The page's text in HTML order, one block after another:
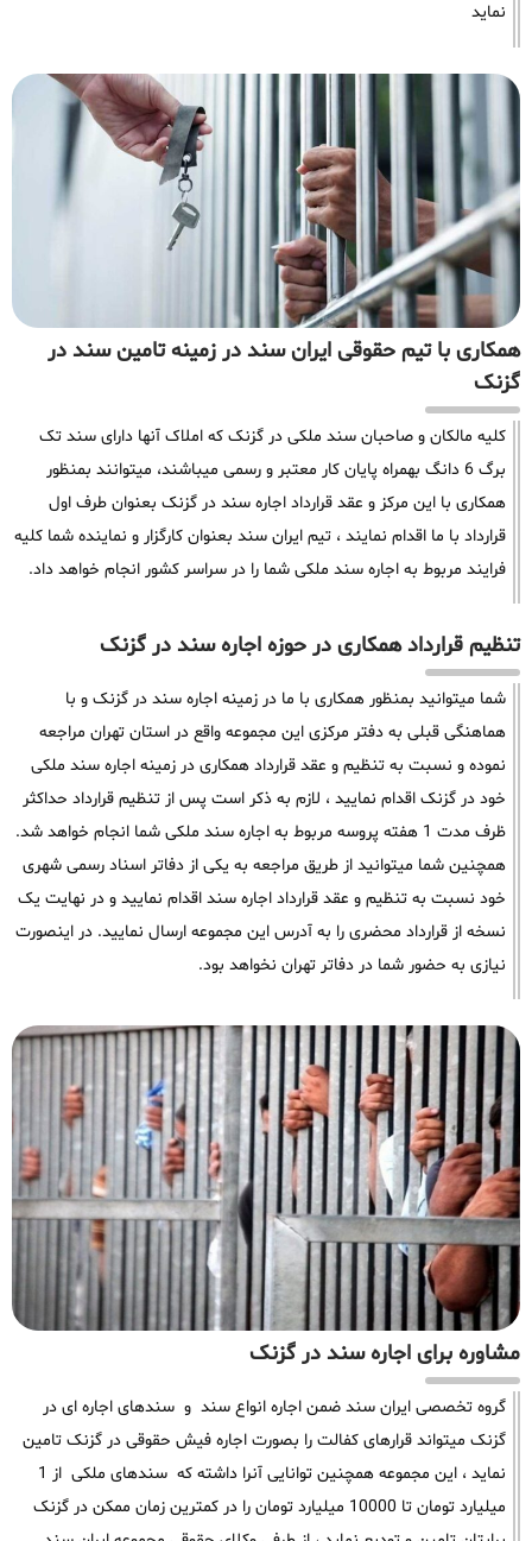
نماید
همکاری با تیم حقوقی ایران سند در زمینه تامین سند در
گزنک
کلیه مالکان و صاحبان سند ملکی در گزنک که املاک آنها دارای سند تک
برگ 6 دانگ بهمراه پایان کار معتبر و رسمی میباشند، میتوانند بمنظور
همکاری با این مرکز و عقد قرارداد اجاره سند در گزنک بعنوان طرف اول
قرارداد با ما اقدام نمایند ، تیم ایران سند بعنوان کارگزار و نماینده شما کلیه
فرایند مربوط به اجاره سند ملکی شما را در سراسر کشور انجام خواهد داد.
تنظیم قرارداد همکاری در حوزه اجاره سند در گزنک
شما میتوانید بمنظور همکاری با ما در زمینه اجاره سند در گزنک و با
هماهنگی قبلی به دفتر مرکزی این مجموعه واقع در استان تهران مراجعه
نموده و نسبت به تنظیم و عقد قرارداد همکاری در زمینه اجاره سند ملکی
خود در گزنک اقدام نمایید ، لازم به ذکر است پس از تنظیم قرارداد حداکثر
ظرف مدت 1 هفته پروسه مربوط به اجاره سند ملکی شما انجام خواهد شد.
همچنین شما میتوانید از طریق مراجعه به یکی از دفاتر اسناد رسمی شهری
خود نسبت به تنظیم و عقد قرارداد اجاره سند اقدام نمایید و در نهایت یک
نسخه از قرارداد محضری را به آدرس این مجموعه ارسال نمایید. در اینصورت
نیازی به حضور شما در دفاتر تهران نخواهد بود.
مشاوره برای اجاره سند در گزنک
گروه تخصصی ایران سند ضمن اجاره انواع سند و سندهای اجاره ای در
گزنک میتواند قرارهای کفالت را بصورت اجاره فیش حقوقی در گزنک تامین
نماید ، این مجموعه همچنین توانایی آنرا داشته که سندهای ملکی از 1
میلیارد تومان تا 10000 میلیارد تومان را در کمترین زمان ممکن در گزنک